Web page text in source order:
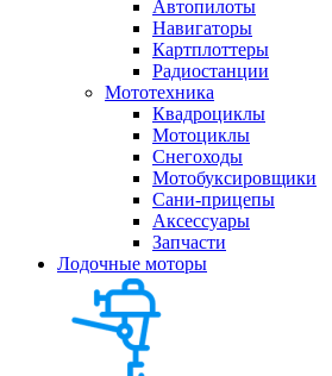
Автопилоты
Навигаторы
Картплоттеры
Радиостанции
Мототехника
Квадроциклы
Мотоциклы
Снегоходы
Мотобуксировщики
Сани-прицепы
Аксессуары
Запчасти
Лодочные моторы